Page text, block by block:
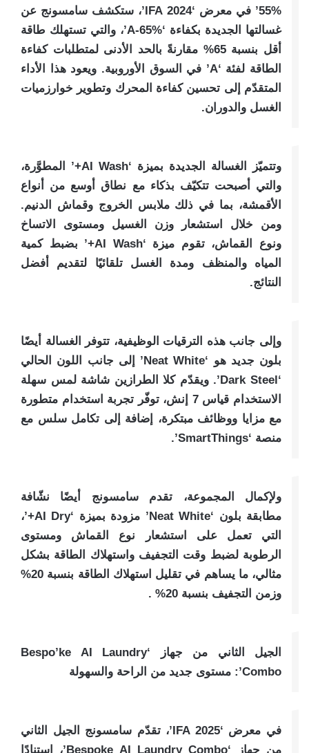
55%’ في معرض ‘IFA 2024’، ستكشف سامسونج عن
غسالتها الجديدة بكفاءة ‘A-65%’، والتي تستهلك طاقة
أقل بنسبة 65% مقارنةً بالحد الأدنى لمتطلبات كفاءة
الطاقة لفئة ‘A’ في السوق الأوروبية. ويعود هذا الأداء
المتقدّم إلى تحسين كفاءة المحرك وتطوير خوارزميات
الغسل والدوران.
وتتميّز الغسالة الجديدة بميزة ‘AI Wash+’ المطوَّرة،
والتي أصبحت تتكيّف بذكاء مع نطاق أوسع من أنواع
الأقمشة، بما في ذلك ملابس الخروج وقماش الدنيم.
ومن خلال استشعار وزن الغسيل ومستوى الاتساخ
ونوع القماش، تقوم ميزة ‘AI Wash+’ بضبط كمية
المياه والمنظف ومدة الغسل تلقائيًا لتقديم أفضل
النتائج.
وإلى جانب هذه الترقيات الوظيفية، تتوفر الغسالة أيضًا
بلون جديد هو ‘Neat White’ إلى جانب اللون الحالي
‘Dark Steel’. ويقدّم كلا الطرازين شاشة لمس سهلة
الاستخدام قياس 7 إنش، توفّر تجربة استخدام متطورة
مع مزايا ووظائف مبتكرة، إضافة إلى تكامل سلس مع
منصة ‘SmartThings’.
ولإكمال المجموعة، تقدم سامسونج أيضًا نشّافة
مطابقة بلون ‘Neat White’ مزودة بميزة ‘AI Dry+’،
التي تعمل على استشعار نوع القماش ومستوى
الرطوبة لضبط وقت التجفيف واستهلاك الطاقة بشكل
مثالي، ما يساهم في تقليل استهلاك الطاقة بنسبة 20%
وزمن التجفيف بنسبة 20% .
الجيل الثاني من جهاز ‘Bespo’ke AI Laundry
Combo’: مستوى جديد من الراحة والسهولة
في معرض ‘IFA 2025’، تقدّم سامسونج الجيل الثاني
من جهاز ‘Bespoke AI Laundry Combo’، استنادًا